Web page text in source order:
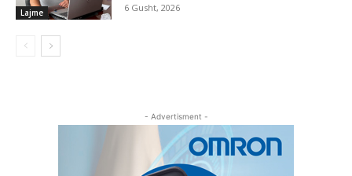
Lajme 6 Gusht, 2026
- Advertisment -